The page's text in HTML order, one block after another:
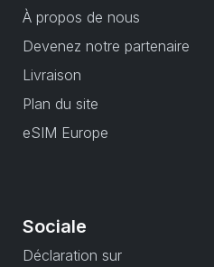
À propos de nous
Devenez notre partenaire
Livraison
Plan du site
eSIM Europe
Sociale
Déclaration sur